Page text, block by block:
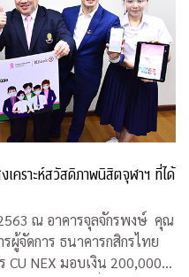
เคราะห์สวัสดิภาพนิสิตจุฬาฯ ที่ได้
ณ อาคารจุลจักรพงษ์ คุณ
ผู้จัดการ ธนาคารกสิกรไทย
NEX มอบเงิน 200,000